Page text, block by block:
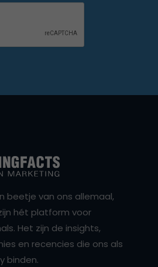
beetje van ons allemaal,
hét platform voor
Het zijn de insights,
en recencies die ons als
binden.